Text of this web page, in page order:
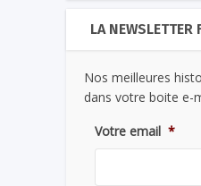
LA NEWSLETTER
Nos meilleures
dans votre boite e-
Votre email *